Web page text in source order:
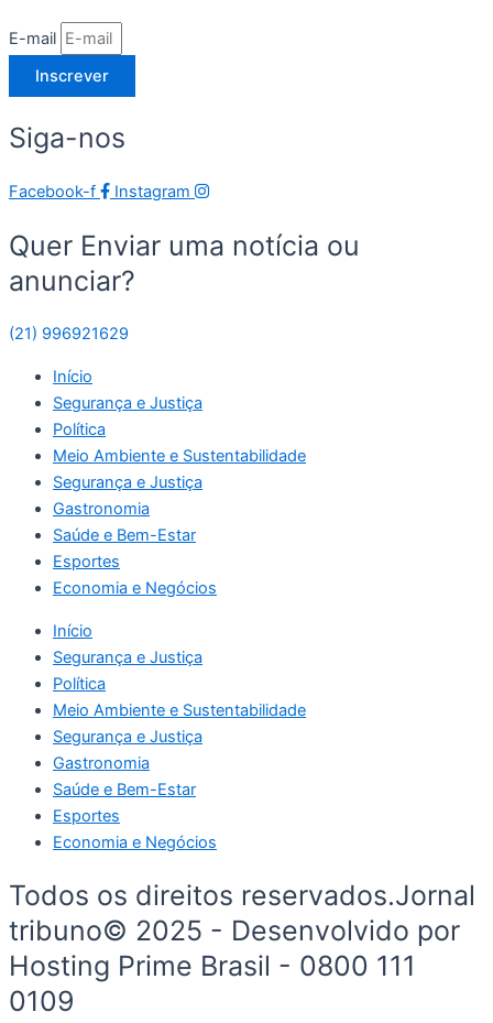
E-mail
Inscrever
Siga-nos
Facebook-f Instagram
Quer Enviar uma notícia ou
anunciar?
(21) 996921629
Início
Segurança e Justiça
Política
Meio Ambiente e Sustentabilidade
Segurança e Justiça
Gastronomia
Saúde e Bem-Estar
Esportes
Economia e Negócios
Início
Segurança e Justiça
Política
Meio Ambiente e Sustentabilidade
Segurança e Justiça
Gastronomia
Saúde e Bem-Estar
Esportes
Economia e Negócios
Todos os direitos reservados.Jornal
tribuno© 2025 - Desenvolvido por
Hosting Prime Brasil - 0800 111
0109